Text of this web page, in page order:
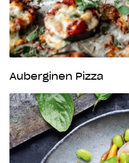
Auberginen Pizza